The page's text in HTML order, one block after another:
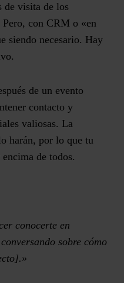
de visita de los
Pero, con CRM o «en
siendo necesario. Hay
de un evento
contacto y
valiosas. La
harán, por lo que tu
de todos.
conocerte en
sobre cómo